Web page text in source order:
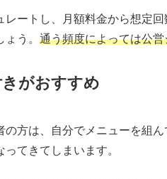
ートし、月額料金から想定
う。 通う頻度によっては公
がおすすめ
の方は、自分でメニューを組
てきてしまいます。